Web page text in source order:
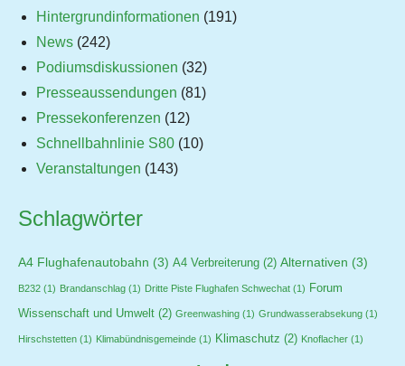
Hintergrundinformationen (191)
News (242)
Podiumsdiskussionen (32)
Presseaussendungen (81)
Pressekonferenzen (12)
Schnellbahnlinie S80 (10)
Veranstaltungen (143)
Schlagwörter
A4 Flughafenautobahn (3) A4 Verbreiterung (2) Alternativen (3)
B232 (1) Brandanschlag (1) Dritte Piste Flughafen Schwechat (1) Forum
Wissenschaft und Umwelt (2) Greenwashing (1) Grundwasserabsekung (1)
Hirschstetten (1) Klimabündnisgemeinde (1) Klimaschutz (2) Knoflacher (1)